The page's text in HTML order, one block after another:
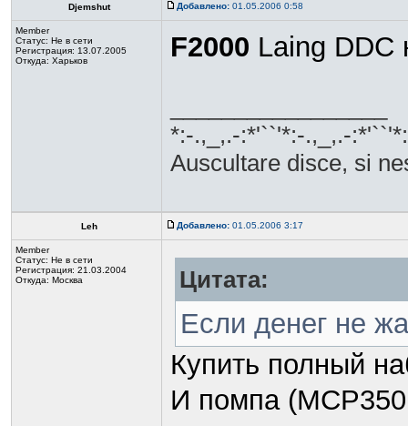
Djemshut Добавлено: 01.05.2006 0:58
Member
Статус: Не в сети
Регистрация: 13.07.2005
Откуда: Харьков
F2000 Laing DDC
*:-.,_,.-:*'``'*:-.,_,.-
Auscultare disce, si
Leh Добавлено: 01.05.2006 3:17
Member
Статус: Не в сети
Регистрация: 21.03.2004
Откуда: Москва
Цитата:
Если денег не
Купить полный
И помпа